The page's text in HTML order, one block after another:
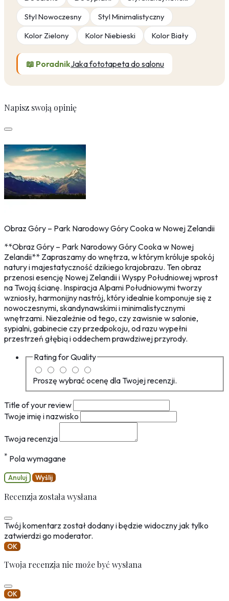
Styl Nowoczesny
Styl Minimalistyczny
Kolor Zielony
Kolor Niebieski Kolor Biały
📖 PoradnikJaka fototapeta do salonu
Napisz swoją opinię
Obraz Góry – Park Narodowy Góry Cooka w Nowej Zelandii
**Obraz Góry – Park Narodowy Góry Cooka w Nowej
Zelandii** Zapraszamy do wnętrza, w którym króluje spokój
natury i majestatyczność dzikiego krajobrazu. Ten obraz
przenosi esencję Nowej Zelandii i Wyspy Południowej wprost
na Twoją ścianę. Inspiracja Alpami Południowymi tworzy
wzniosły, harmonijny nastrój, który idealnie komponuje się z
nowoczesnymi, skandynawskimi i minimalistycznymi
wnętrzami. Niezależnie od tego, czy zawisnie w salonie,
sypialni, gabinecie czy przedpokoju, od razu wypełni
przestrzeń głębią i oddechem prawdziwej przyrody.
Rating forQuality
Proszę wybrać ocenę dla Twojej recenzji.
Title of your review
Twoje imię i nazwisko
Twoja recenzja
* Pola wymagane
Anuluj Wyślij
Recenzja została wysłana
Twój komentarz został dodany i będzie widoczny jak tylko
zatwierdzi go moderator.
OK
Twoja recenzja nie może być wysłana
OK